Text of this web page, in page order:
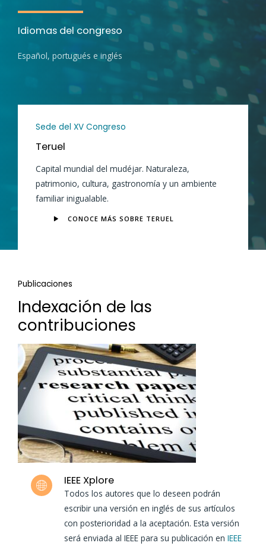
Idiomas del congreso
Español, portugués e inglés
Sede del XV Congreso
Teruel
Capital mundial del mudéjar. Naturaleza,
patrimonio, cultura, gastronomía y un ambiente
familiar inigualable.
CONOCE MÁS SOBRE TERUEL
Publicaciones
Indexación de las
contribuciones
IEEE Xplore
Todos los autores que lo deseen podrán
escribir una versión en inglés de sus artículos
con posterioridad a la aceptación. Esta versión
será enviada al IEEE para su publicación en IEEE